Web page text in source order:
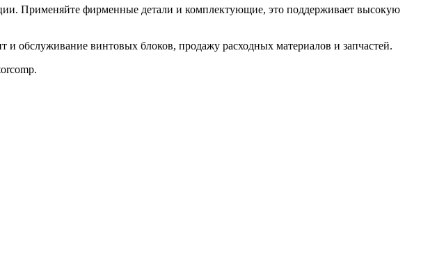
Применяйте фирменные детали и комплектующие, это поддерживает высокую
обслуживание винтовых блоков, продажу расходных материалов и запчастей.